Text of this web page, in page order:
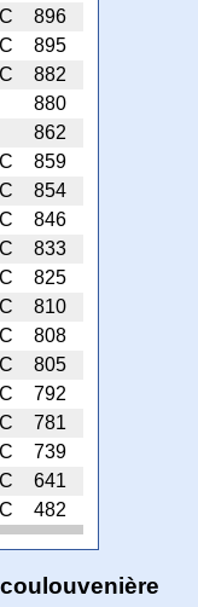
896
895
882
880
862
859
854
846
833
825
810
808
805
792
781
739
641
482